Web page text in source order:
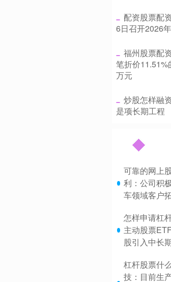
配资股票配
6日召开2026
福州股票配
笔折价
万元
炒股怎样融
是项长期工程
可靠的网上
利：公司积
车领域客户
怎样申请杠
主动股票
股引入中长
杠杆股票什
技：目前生